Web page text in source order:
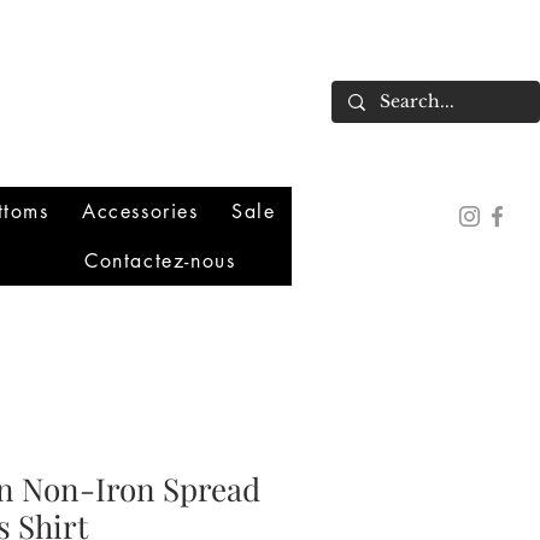
Accessories
Sale
Contactez-nous
Non-Iron Spread
Shirt